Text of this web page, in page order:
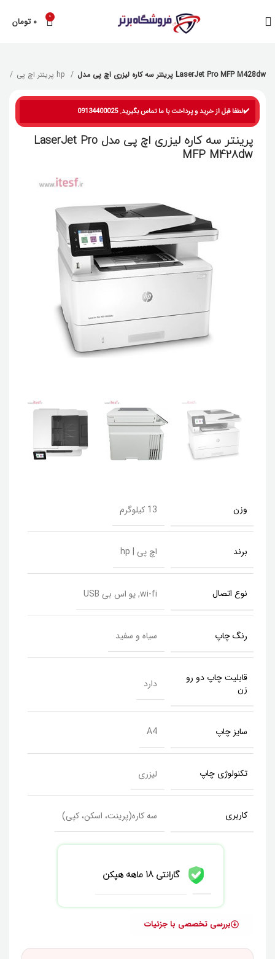
0 ۰ تومان
پرینتر اچ پی hp پرینتر سه کاره لیزری اچ پی مدل LaserJet Pro MFP M428dw
✔️لطفا قبل از خرید و پرداخت با ما تماس بگیرید. 09134400025
پرینتر سه کاره لیزری اچ پی مدل LaserJet Pro
MFP M428dw
وزن 13 کیلوگرم
برند اچ پی | hp
نوع اتصال wi-fi, یو اس بی USB
رنگ چاپ سیاه و سفید
قابلیت چاپ دو رو
زن
دارد
سایز چاپ A4
تکنولوژی چاپ لیزری
کاربری سه کاره(پرینت، اسکن، کپی)
گارانتی 18 ماهه هپکن
بررسی تخصصی با جزئیات